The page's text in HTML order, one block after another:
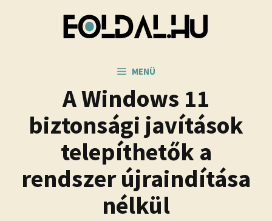
MENÜ
A Windows 11
biztonsági javítások
telepíthetők a
rendszer újraindítása
nélkül